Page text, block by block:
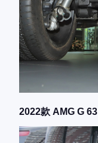
2022款 AMG G 63